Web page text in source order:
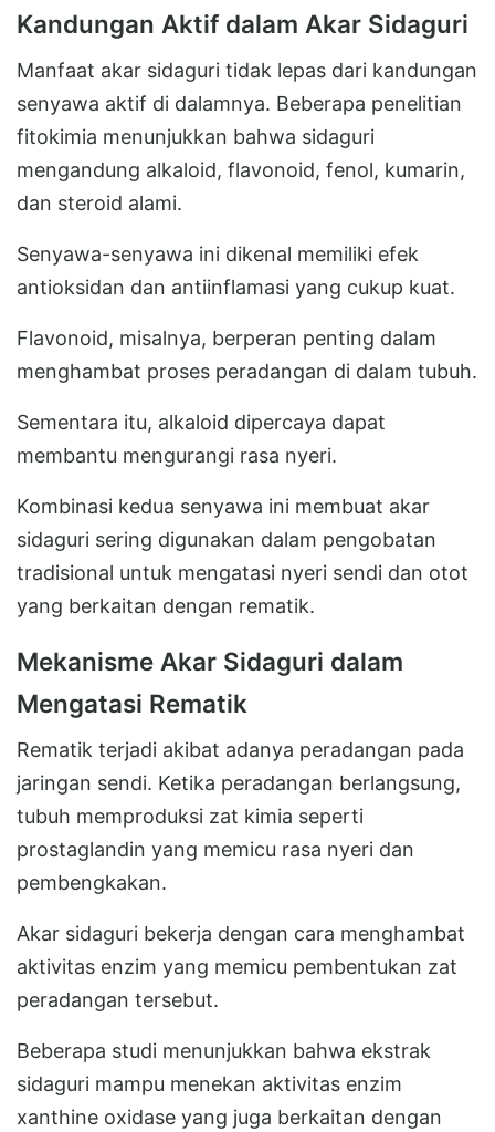
Kandungan Aktif dalam Akar Sidaguri
Manfaat akar sidaguri tidak lepas dari kandungan
senyawa aktif di dalamnya. Beberapa penelitian
fitokimia menunjukkan bahwa sidaguri
mengandung alkaloid, flavonoid, fenol, kumarin,
dan steroid alami.
Senyawa-senyawa ini dikenal memiliki efek
antioksidan dan antiinflamasi yang cukup kuat.
Flavonoid, misalnya, berperan penting dalam
menghambat proses peradangan di dalam tubuh.
Sementara itu, alkaloid dipercaya dapat
membantu mengurangi rasa nyeri.
Kombinasi kedua senyawa ini membuat akar
sidaguri sering digunakan dalam pengobatan
tradisional untuk mengatasi nyeri sendi dan otot
yang berkaitan dengan rematik.
Mekanisme Akar Sidaguri dalam
Mengatasi Rematik
Rematik terjadi akibat adanya peradangan pada
jaringan sendi. Ketika peradangan berlangsung,
tubuh memproduksi zat kimia seperti
prostaglandin yang memicu rasa nyeri dan
pembengkakan.
Akar sidaguri bekerja dengan cara menghambat
aktivitas enzim yang memicu pembentukan zat
peradangan tersebut.
Beberapa studi menunjukkan bahwa ekstrak
sidaguri mampu menekan aktivitas enzim
xanthine oxidase yang juga berkaitan dengan